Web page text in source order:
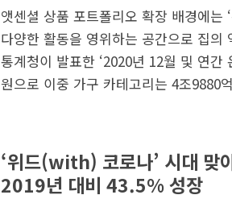
앳센셜 상품 포트폴리오 확장 배경에
다양한 활동을 영위하는 공간으로 집
통계청이 발표한 ‘2020년 12월 및 연간
원으로 이중 가구 카테고리는 4조9880
‘위드(with) 코로나’ 시대 맞
2019년 대비 43.5% 성장